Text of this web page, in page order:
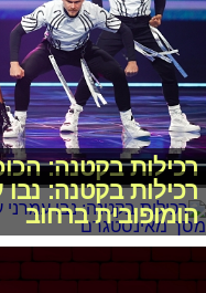
רכילות בקטנה:
רכילות בקטנה:
הומופובית ברחוב